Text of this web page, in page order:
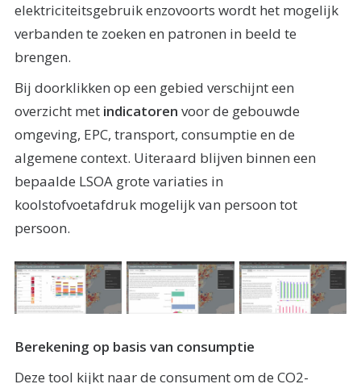
elektriciteitsgebruik enzovoorts wordt het mogelijk
verbanden te zoeken en patronen in beeld te
brengen.
Bij doorklikken op een gebied verschijnt een
overzicht met indicatoren voor de gebouwde
omgeving, EPC, transport, consumptie en de
algemene context. Uiteraard blijven binnen een
bepaalde LSOA grote variaties in
koolstofvoetafdruk mogelijk van persoon tot
persoon.
Berekening op basis van consumptie
Deze tool kijkt naar de consument om de CO2-